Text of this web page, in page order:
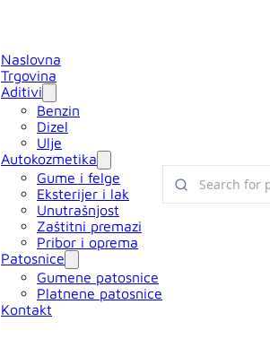
Naslovna
Trgovina
Aditivi
Benzin
Dizel
Ulje
Autokozmetika
Gume i felge
Eksterijer i lak
Unutrašnjost
Zaštitni premazi
Pribor i oprema
Patosnice
Gumene patosnice
Platnene patosnice
Kontakt